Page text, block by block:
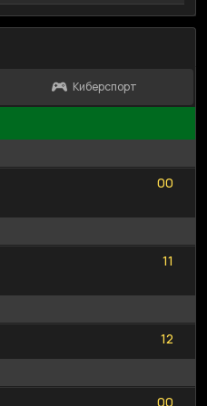
Киберспорт
0
0
0
0
1
1
1
1
1
1
2
2
0
0
0
0